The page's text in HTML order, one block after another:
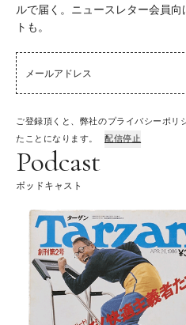
ルで届く。ニュースレター会員
トも。
ご登録頂くと、弊社のプライバシーポリ
たことになります。
配信停止
Podcast
ポッドキャスト